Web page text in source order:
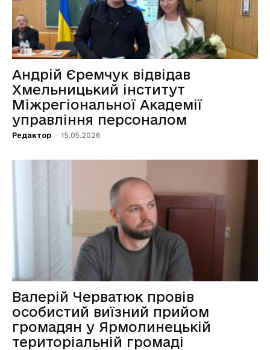
Андрій Єремчук відвідав
Хмельницький інститут
Міжрегіональної Академії
управління персоналом
Редактор - 15.05.2026
Валерій Черватюк провів
особистий виїзний прийом
громадян у Ярмолинецькій
територіальній громаді